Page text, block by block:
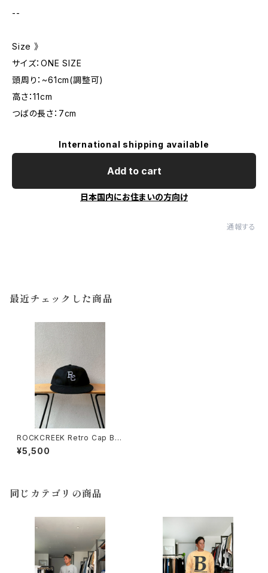
--
Size 》
サイズ：ONE SIZE
頭周り：~61cm(調整可)
高さ：11cm
つばの長さ：7cm
International shipping available
Add to cart
日本国内にお住まいの方向け
通報する
最近チェックした商品
ROCKCREEK Retro Cap BL
ACK ロッククリーク
¥5,500
同じカテゴリの商品